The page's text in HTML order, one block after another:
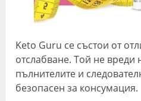
Keto Guru се състои от
отслабване. Той не вреди
пълнителите и
безопасен за консумация.